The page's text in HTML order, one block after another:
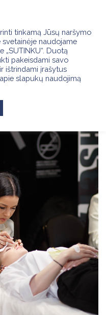
tinkamą Jūsų naršymo
svetainėje naudojame
Duotą
pakeisdami savo
ištrindami įrašytus
slapukų naudojimą